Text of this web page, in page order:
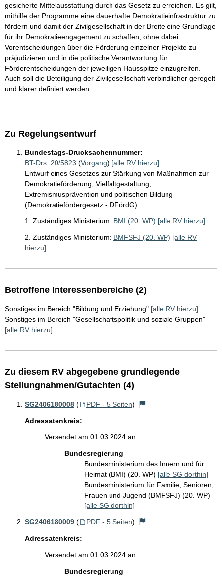
gesicherte Mittelausstattung durch das Gesetz zu erreichen. Es gilt,
mithilfe der Programme eine dauerhafte Demokratieinfrastruktur zu
fördern und damit der Zivilgesellschaft in der Breite eine Grundlage
für ihr Demokratieengagement zu schaffen, ohne dabei
Vorentscheidungen über die Förderung einzelner Projekte zu
präjudizieren und in die politische Verantwortung für
Förderentscheidungen der jeweiligen Hausspitze einzugreifen.
Auch soll die Beteiligung der Zivilgesellschaft verbindlicher geregelt
und klarer definiert werden.
Zu Regelungsentwurf
Bundestags-Drucksachennummer:
BT-Drs. 20/5823 (Vorgang) [alle RV hierzu]
Entwurf eines Gesetzes zur Stärkung von Maßnahmen zur
Demokratieförderung, Vielfaltgestaltung,
Extremismusprävention und politischen Bildung
(Demokratiefördergesetz - DFördG)
1. Zuständiges Ministerium: BMI (20. WP) [alle RV hierzu]
2. Zuständiges Ministerium: BMFSFJ (20. WP) [alle RV
hierzu]
Betroffene Interessenbereiche (2)
Sonstiges im Bereich "Bildung und Erziehung" [alle RV hierzu]
Sonstiges im Bereich "Gesellschaftspolitik und soziale Gruppen"
[alle RV hierzu]
Zu diesem RV abgegebene grundlegende
Stellungnahmen/Gutachten (4)
SG2406180008 ( PDF - 5 Seiten)
Adressatenkreis:
Versendet am 01.03.2024 an:
Bundesregierung
Bundesministerium des Innern und für
Heimat (BMI) (20. WP) [alle SG dorthin]
Bundesministerium für Familie, Senioren,
Frauen und Jugend (BMFSFJ) (20. WP)
[alle SG dorthin]
SG2406180009 ( PDF - 5 Seiten)
Adressatenkreis:
Versendet am 01.03.2024 an:
Bundesregierung